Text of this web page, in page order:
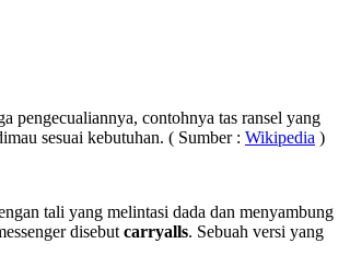
pengecualiannya, contohnya tas ransel yang
sesuai kebutuhan. ( Sumber : Wikipedia )
tali yang melintasi dada dan menyambung
disebut carryalls. Sebuah versi yang